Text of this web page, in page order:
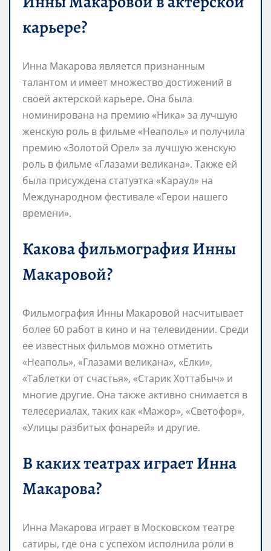
карьере?
Инна Макарова является признанным
талантом и имеет множество достижений в
своей актерской карьере. Она была
номинирована на премию «Ника» за лучшую
женскую роль в фильме «Неаполь» и получила
премию «Золотой Орел» за лучшую женскую
роль в фильме «Глазами великана». Также ей
была присуждена статуэтка «Караул» на
Международном фестивале «Герои нашего
времени».
Какова фильмография Инны
Макаровой?
Фильмография Инны Макаровой насчитывает
более 60 работ в кино и на телевидении. Среди
ее известных фильмов можно отметить
«Неаполь», «Глазами великана», «Елки»,
«Таблетки от счастья», «Старик Хоттабыч» и
многие другие. Она также активно снимается в
телесериалах, таких как «Мажор», «Светофор»,
«Улицы разбитых фонарей» и другие.
В каких театрах играет Инна
Макарова?
Инна Макарова играет в Московском театре
сатиры, где она с успехом исполнила роли в